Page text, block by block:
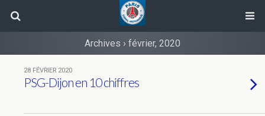
Archives › février, 2020
28 FÉVRIER 2020
PSG-Dijon en 10 chiffres